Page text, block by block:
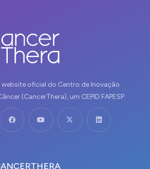
oficial do Centro de Inovação
(CancerThera), um CEPID FAPESP.